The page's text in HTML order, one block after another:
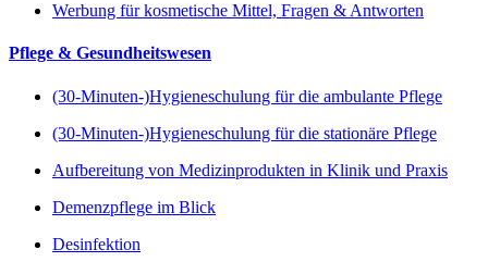
Werbung für kosmetische Mittel, Fragen & Antworten
Pflege & Gesundheitswesen
(30-Minuten-)Hygieneschulung für die ambulante Pflege
(30-Minuten-)Hygieneschulung für die stationäre Pflege
Aufbereitung von Medizinprodukten in Klinik und Praxis
Demenzpflege im Blick
Desinfektion